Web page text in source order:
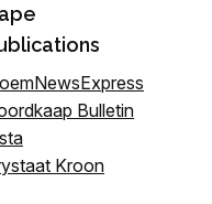
Bulletin
Kroon